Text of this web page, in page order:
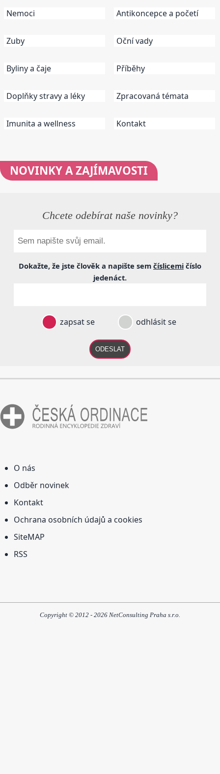
Nemoci
Zuby
Byliny a čaje
Doplňky stravy a léky
Imunita a wellness
Antikoncepce a početí
Oční vady
Příběhy
Zpracovaná témata
Kontakt
NOVINKYA ZAJÍMAVOSTI
Chcete odebírat naše novinky?
Dokažte, že jste člověk a napište sem číslicemi číslo
jedenáct.
zapsat se odhlásit se
ODESLAT
O nás
Odběr novinek
Kontakt
Ochrana osobních údajů a cookies
SiteMAP
RSS
Copyright © 2012 - 2026 NetConsulting Praha s.r.o.